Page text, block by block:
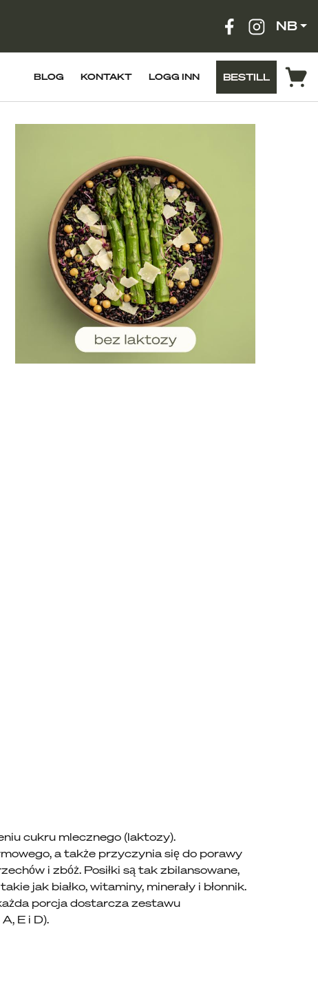
NB
BLOG KONTAKT LOGG INN BESTILL
cukru mlecznego (laktozy).
a także przyczynia się do porawy
i zbóż. Posiłki są tak zbilansowane,
jak białko, witaminy, minerały i błonnik.
porcja dostarcza zestawu
E i D).